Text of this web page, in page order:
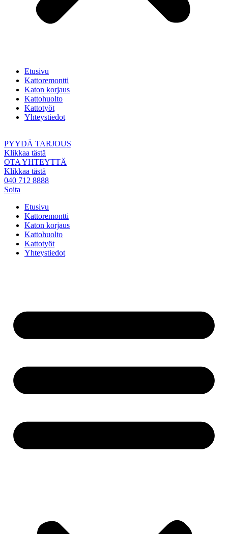
Etusivu
Kattoremontti
Katon korjaus
Kattohuolto
Kattotyöt
Yhteystiedot
PYYDÄ TARJOUS
Klikkaa tästä
OTA YHTEYTTÄ
Klikkaa tästä
040 712 8888
Soita
Etusivu
Kattoremontti
Katon korjaus
Kattohuolto
Kattotyöt
Yhteystiedot